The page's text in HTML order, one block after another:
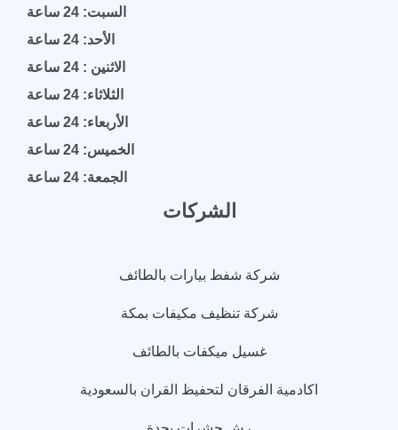
السبت: 24 ساعة
الأحد: 24 ساعة
الاثنين : 24 ساعة
الثلاثاء: 24 ساعة
الأربعاء: 24 ساعة
الخميس: 24 ساعة
الجمعة: 24 ساعة
الشركات
شركة شفط بيارات بالطائف
شركة تنظيف مكيفات بمكة
غسيل ميكفات بالطائف
اكادمية الفرقان لتحفيظ القران بالسعودية